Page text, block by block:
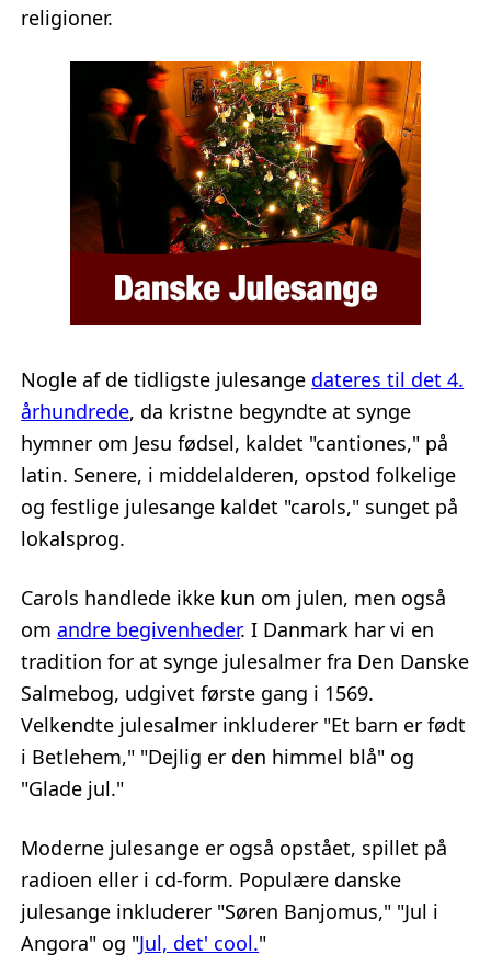
religioner.
Nogle af de tidligste julesange dateres til det 4.
århundrede, da kristne begyndte at synge
hymner om Jesu fødsel, kaldet "cantiones," på
latin. Senere, i middelalderen, opstod folkelige
og festlige julesange kaldet "carols," sunget på
lokalsprog.
Carols handlede ikke kun om julen, men også
omandre begivenheder. I Danmark har vi en
tradition for at synge julesalmer fra Den Danske
Salmebog, udgivet første gang i 1569.
Velkendte julesalmer inkluderer "Et barn er født
i Betlehem," "Dejlig er den himmel blå" og
"Glade jul."
Moderne julesange er også opstået, spillet på
radioen eller i cd-form. Populære danske
julesange inkluderer "Søren Banjomus," "Jul i
Angora" og "Jul, det' cool."